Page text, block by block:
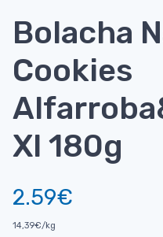
Bolacha
Cookies
Xl 180g
2.59€
14,39€/kg